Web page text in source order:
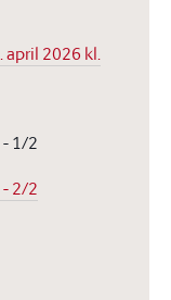
2026 kl.
1/2
2/2